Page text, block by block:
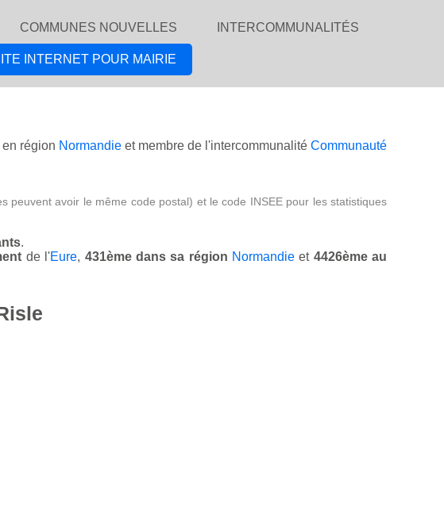
COMMUNES NOUVELLES INTERCOMMUNALITÉS
INTERNET POUR MAIRIE
région Normandieet membre de l'intercommunalitéCommunauté
avoir le même code postal) et le code INSEE pour les statistiques
.
de l'Eure, 431ème dans sa région Normandieet 4426ème au